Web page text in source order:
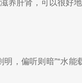
养肝肾，可以很好
，偏听则暗”“水